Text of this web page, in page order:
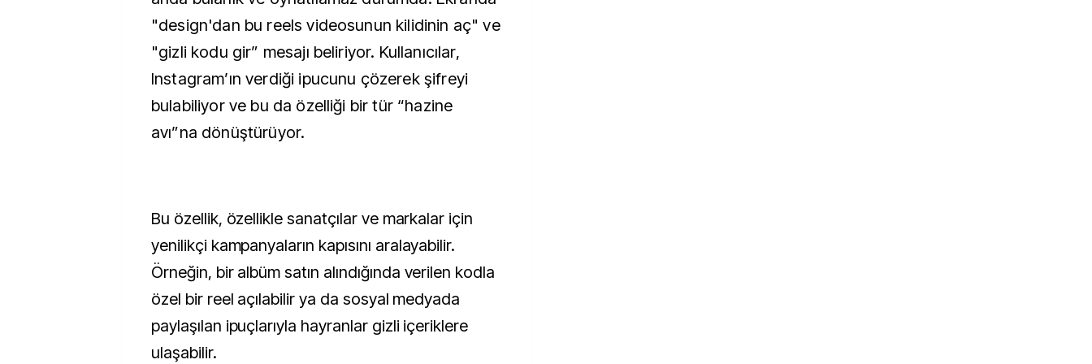
"design'dan bu reels videosunun kilidinin aç" ve
"gizli kodu gir” mesajı beliriyor. Kullanıcılar,
Instagram’ın verdiği ipucunu çözerek şifreyi
bulabiliyor ve bu da özelliği bir tür “hazine
avı”na dönüştürüyor.
Bu özellik, özellikle sanatçılar ve markalar için
yenilikçi kampanyaların kapısını aralayabilir.
Örneğin, bir albüm satın alındığında verilen kodla
özel bir reel açılabilir ya da sosyal medyada
paylaşılan ipuçlarıyla hayranlar gizli içeriklere
ulaşabilir.